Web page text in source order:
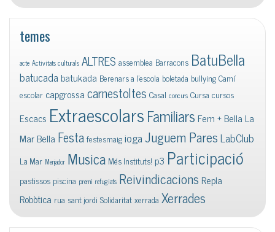
temes
acte Activitats culturals ALTRES assemblea Barracons BatuBella
batucadabatukada Berenars a l'escola boletada bullyingCamí
escolar capgrossacarnestoltes Casal concurs Cursa cursos
Escacs ExtraescolarsFamiliars Fem + Bella La
Mar Bella FestafestesmaigiogaJuguem ParesLabClub
La Mar Menjador Musica Més Instituts! p3 Participació
pastissos piscina premi refugiats Reivindicacions Repla
Robòtica rua sant jordi Solidaritatxerrada Xerrades